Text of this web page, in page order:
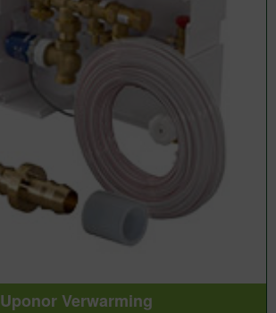
Uponor Verwarming